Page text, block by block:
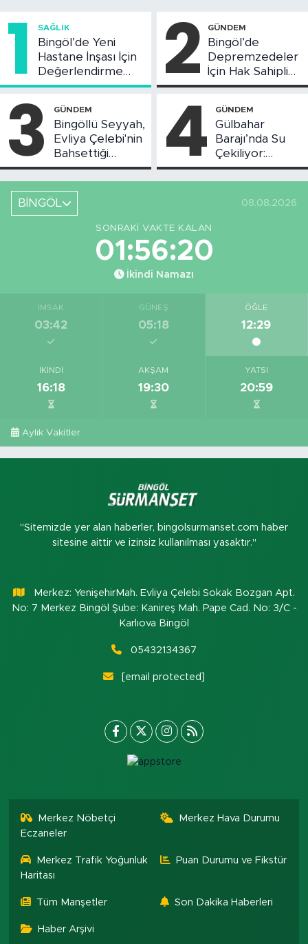
1 SAĞLIK
Bingöl’de Yeni
Hastane İnşası İçin
Değerlendirme
Toplantısı Yapıldı
2 GÜNDEM
Bingöl’de
Depremzedeler
İçin Hak Sahipliği
Askı Süreci
3 GÜNDEM
Bingöllü Seyyah,
Evliya Çelebi'nin
Bahsettiği
Bingöl'deki O
Yeri Görüntüledi
4 GÜNDEM
Gülbahar
Barajı’nda Su
Çekiliyor:
Piknikçi Sayısı
Azaldı
BİNGÖL
08.08.2026
SONRAKI VAKTE KALAN
01:56:20
İkindi Namazı
İMSAK
03:42
GÜNEŞ
05:18
ÖĞLE
12:29
İKINDI
16:18
AKŞAM
19:30
YATSI
20:59
Aylık Vakitler
"Sitemizde yer alan haberler, bingolsurmanset.com haber
sitesine aittir ve izinsiz kullanılması yasaktır."
Merkez: YenişehirMah. Evliya Çelebi Sokak Bozgan Apt.
No: 7 Merkez Bingöl Şube: Kanireş Mah. Pape Cad. No: 3/C -
Karlıova Bingöl
05432134367
[email protected]
Merkez Nöbetçi
Eczaneler
Merkez Hava Durumu
Merkez Trafik Yoğunluk
Haritası
Puan Durumu ve Fikstür
Tüm Manşetler Son Dakika Haberleri
Haber Arşivi